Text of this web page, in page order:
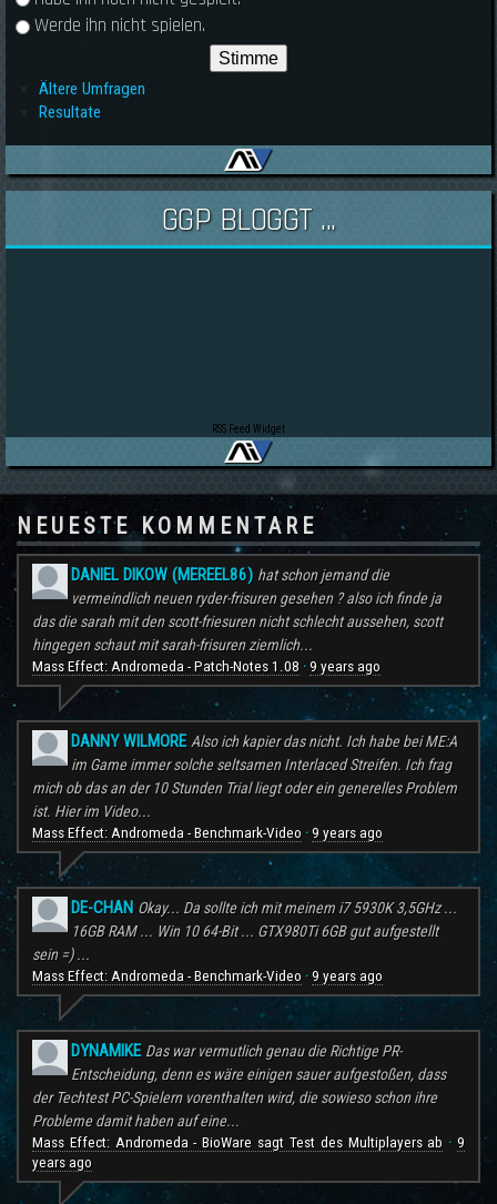
Werde ihn nicht spielen.
Ältere Umfragen
Resultate
GGP BLOGGT ...
RSS Feed Widget
NEUESTE KOMMENTARE
DANIEL DIKOW (MEREEL86) hat schon jemand die
vermeindlich neuen ryder-frisuren gesehen ? also ich finde ja
das die sarah mit den scott-friesuren nicht schlecht aussehen, scott
hingegen schaut mit sarah-frisuren ziemlich...
Mass Effect: Andromeda - Patch-Notes 1.08 · 9 years ago
DANNY WILMORE Also ich kapier das nicht. Ich habe bei ME:A
im Game immer solche seltsamen Interlaced Streifen. Ich frag
mich ob das an der 10 Stunden Trial liegt oder ein generelles Problem
ist. Hier im Video...
Mass Effect: Andromeda - Benchmark-Video · 9 years ago
DE-CHAN Okay... Da sollte ich mit meinem i7 5930K 3,5GHz ...
16GB RAM ... Win 10 64-Bit ... GTX980Ti 6GB gut aufgestellt
sein =) ...
Mass Effect: Andromeda - Benchmark-Video · 9 years ago
DYNAMIKE Das war vermutlich genau die Richtige PR-
Entscheidung, denn es wäre einigen sauer aufgestoßen, dass
der Techtest PC-Spielern vorenthalten wird, die sowieso schon ihre
Probleme damit haben auf eine...
Mass Effect: Andromeda - BioWare sagt Test des Multiplayers ab ·9
years ago